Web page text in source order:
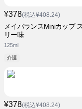
¥378(税込¥408.24)
メイバランスMiniカップ
リー味
125ml
介護
¥378(税込¥408.24)